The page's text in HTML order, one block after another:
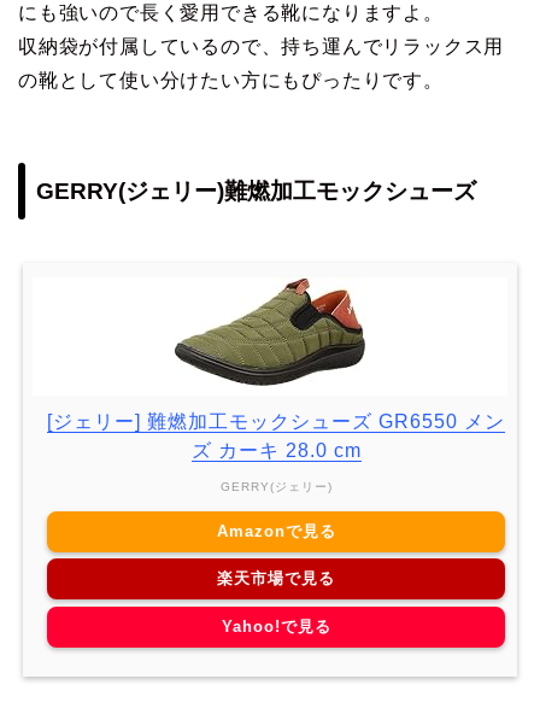
にも強いので長く愛用できる靴になりますよ。
収納袋が付属しているので、持ち運んでリラックス用
の靴として使い分けたい方にもぴったりです。
GERRY(ジェリー)難燃加工モックシューズ
[ジェリー] 難燃加工モックシューズ GR6550 メン
ズ カーキ 28.0 cm
GERRY(ジェリー)
Amazonで見る
楽天市場で見る
Yahoo!で見る